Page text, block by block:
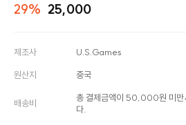
29% 25,000
제조사 U.S.Games
원산지 중국
배송비
총 결제금액이 50,000원 미
다.